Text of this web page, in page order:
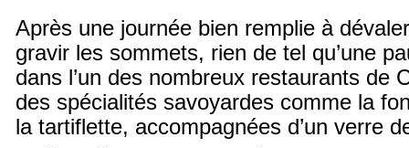
Après une journée bien remplie à
gravir les sommets, rien de tel qu’une
dans l’un des nombreux restaurants de
des spécialités savoyardes comme la
la tartiflette, accompagnées d’un verre